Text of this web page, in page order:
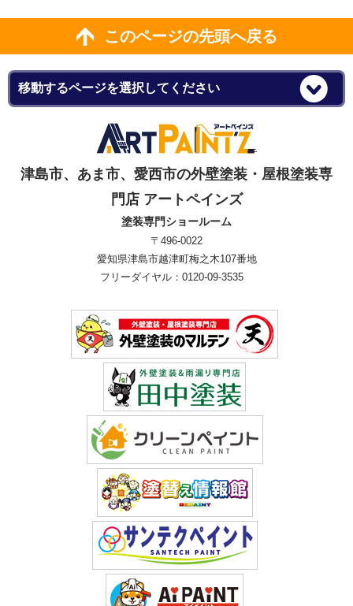
このページの先頭へ戻る
津島市、あま市、愛西市の外壁塗装・屋根塗装専
門店 アートペインズ
塗装専門ショールーム
〒496-0022
愛知県津島市越津町梅之木107番地
フリーダイヤル：0120-09-3535